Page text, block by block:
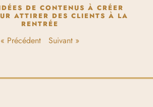
DE CONTENUS À CRÉER
ATTIRER DES CLIENTS À LA
RENTRÉE
« Précédent Suivant »